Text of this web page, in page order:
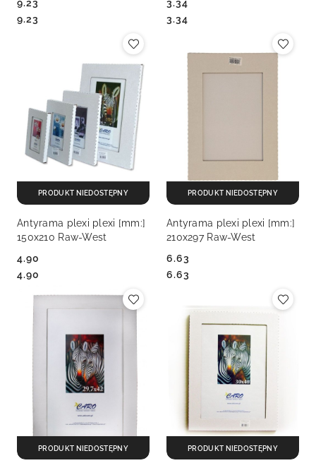
Cena:
9.23
Cena:
9.23 Cena:
3.34
Cena:
3.34
Antyrama plexi plexi [mm:]
150x210 Raw-West
Cena:
4.90
Cena:
4.90
PRODUKT NIEDOSTĘPNY
Antyrama plexi plexi [mm:]
210x297 Raw-West
Cena:
6.63
Cena:
6.63
PRODUKT NIEDOSTĘPNY
PRODUKT NIEDOSTĘPNY PRODUKT NIEDOSTĘPNY